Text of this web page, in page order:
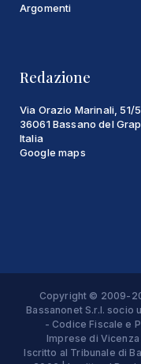
Argomenti
Redazione
Via Orazio Marinali, 51/
36061 Bassano del
Italia
Google maps
Copyright © 2009-
Bassanonet S.r.l. socio
- Codice Fiscale e
Imprese di
Iscritto al Tribunale di